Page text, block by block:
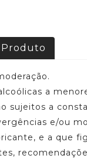
Produto
a
sujeitos a
e/ou
e a que